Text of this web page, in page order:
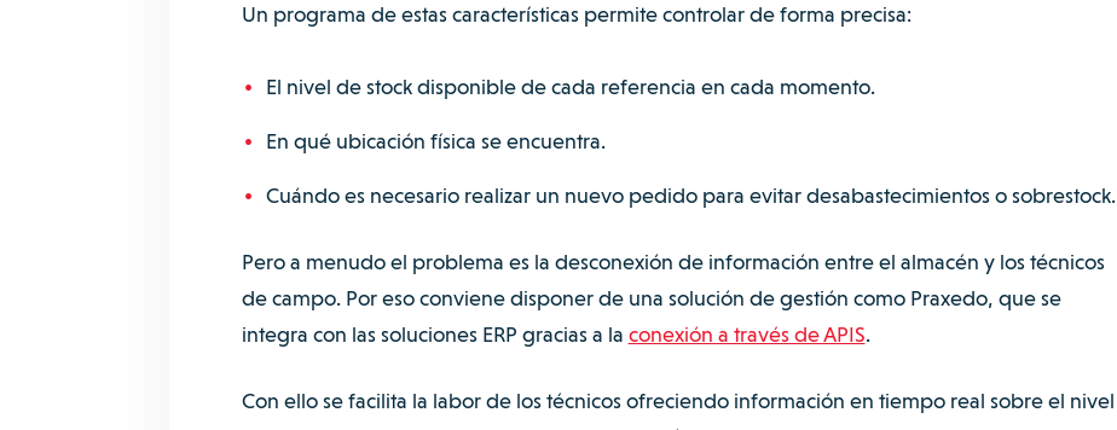
Un programa de estas características permite controlar de forma precisa:
El nivel de stock disponible de cada referencia en cada momento.
En qué ubicación física se encuentra.
Cuándo es necesario realizar un nuevo pedido para evitar desabastecimientos o sobrestock.
Pero a menudo el problema es la desconexión de información entre el almacén y los técnicos
de campo. Por eso conviene disponer de una solución de gestión como Praxedo, que se
integra con las soluciones ERP gracias a la conexión a través de APIS.
Con ello se facilita la labor de los técnicos ofreciendo información en tiempo real sobre el nivel